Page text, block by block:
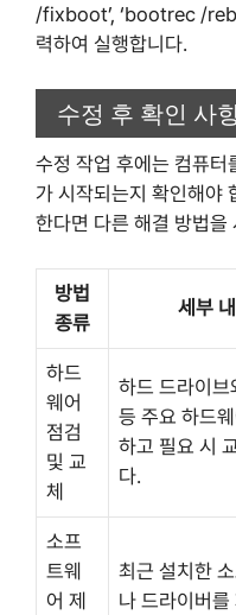
/fixboot’, ‘bootrec /
력하여 실행합니다.
수정 후 확인 사
수정 작업 후에는 컴퓨터
가 시작되는지 확인해야
한다면 다른 해결 방법을
방법
종류
세부
하드
웨어
점검
및 교
체
하드 드라이브
등 주요 하드
하고 필요 시
다.
소프
트웨
어 제
최근 설치한
나 드라이버를